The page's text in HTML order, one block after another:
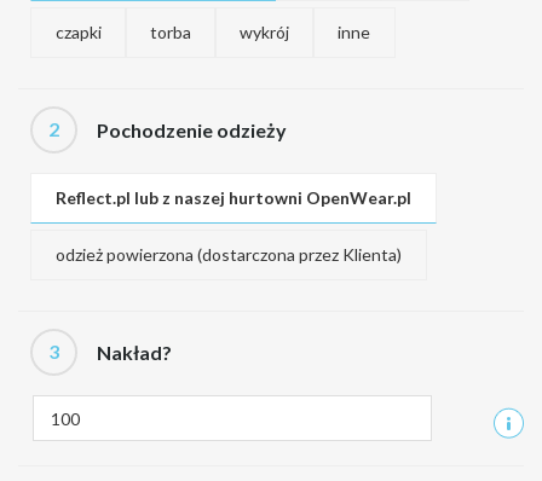
czapki torba wykrój inne
2 Pochodzenie odzieży
Reflect.pl lub z naszej hurtowni OpenWear.pl
odzież powierzona (dostarczona przez Klienta)
3 Nakład?